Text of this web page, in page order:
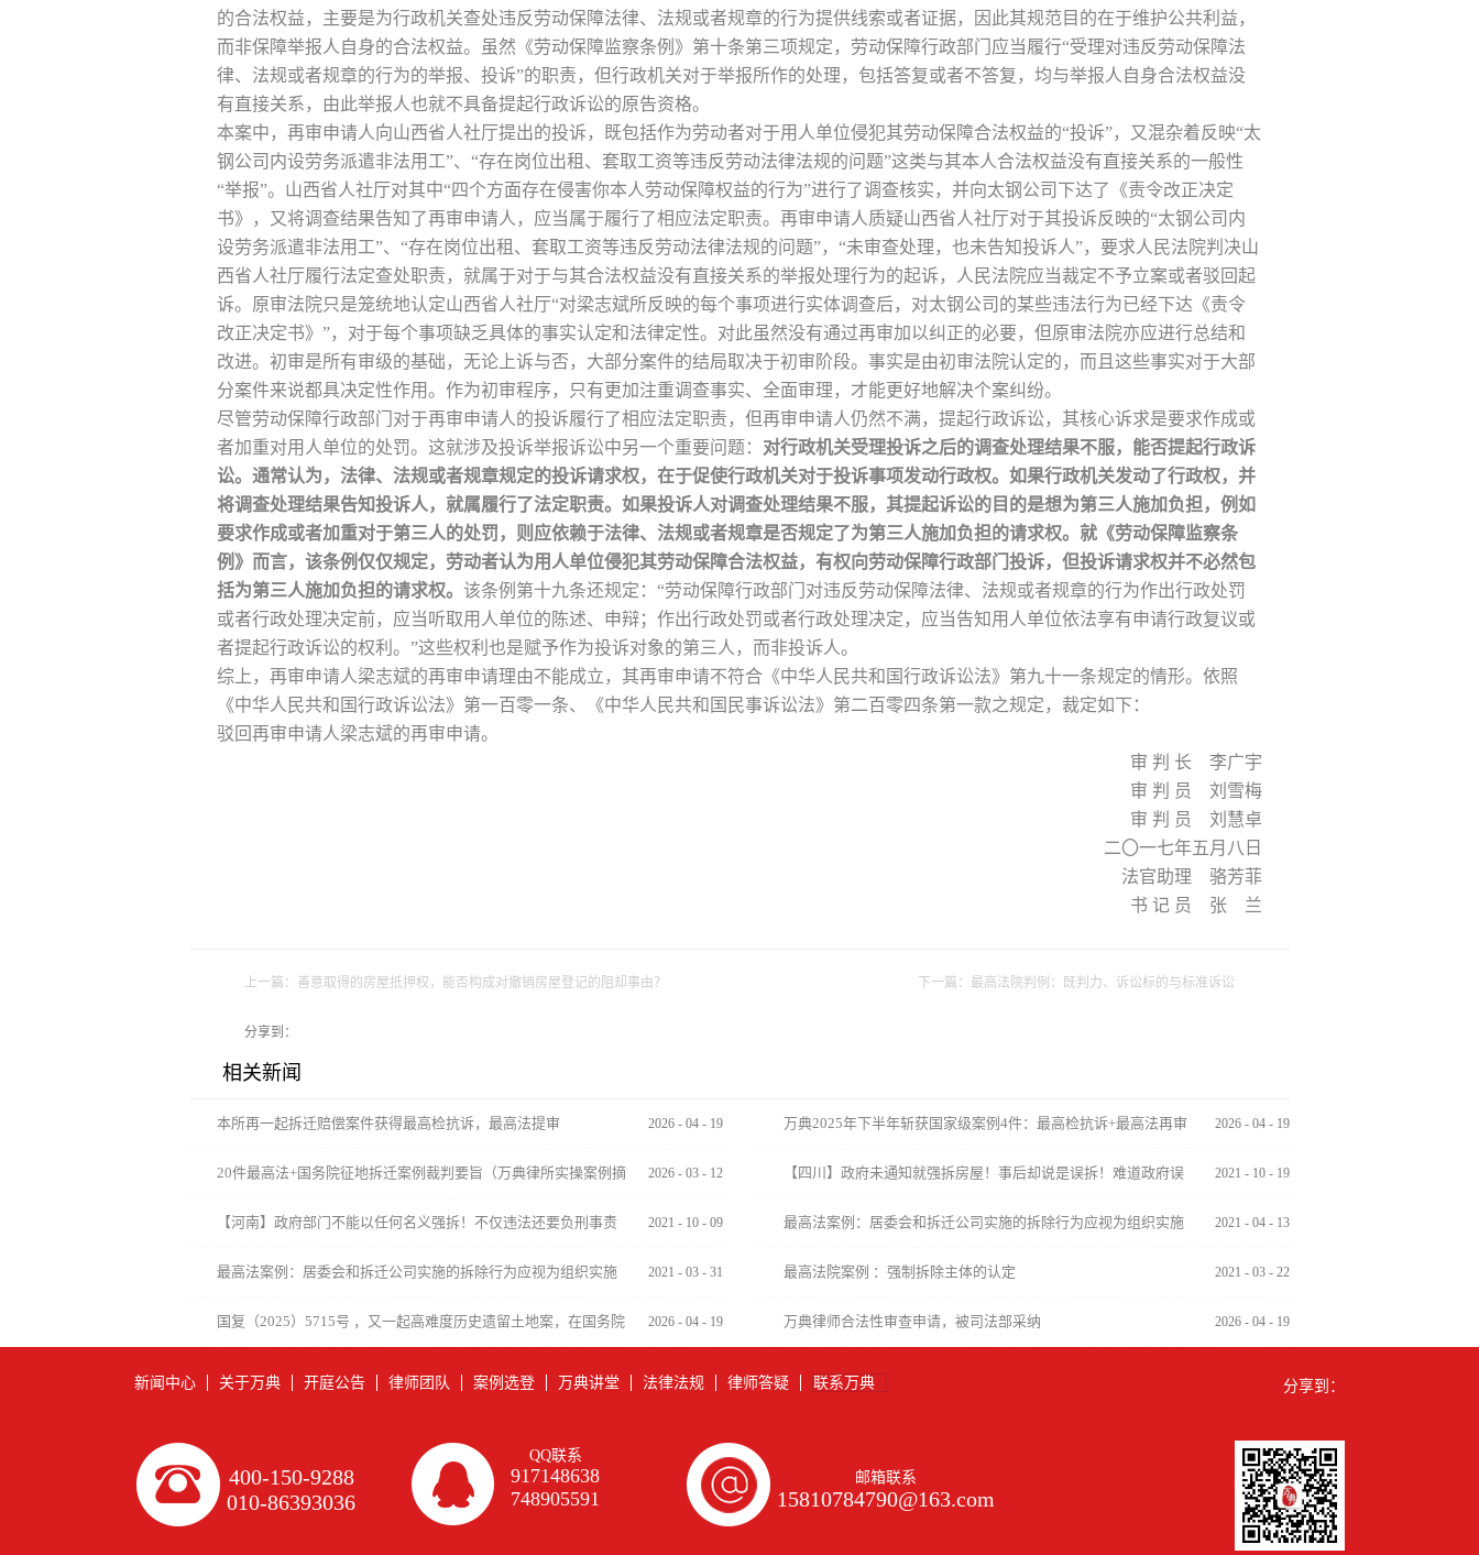
的合法权益，主要是为行政机关查处违反劳动保障法律、法规或者规章的行为提供线索或者证据，因此其规范目的在于维护公共利益，
而非保障举报人自身的合法权益。虽然《劳动保障监察条例》第十条第三项规定，劳动保障行政部门应当履行“受理对违反劳动保障法
律、法规或者规章的行为的举报、投诉”的职责，但行政机关对于举报所作的处理，包括答复或者不答复，均与举报人自身合法权益没
有直接关系，由此举报人也就不具备提起行政诉讼的原告资格。
本案中，再审申请人向山西省人社厅提出的投诉，既包括作为劳动者对于用人单位侵犯其劳动保障合法权益的“投诉”，又混杂着反映“太
钢公司内设劳务派遣非法用工”、“存在岗位出租、套取工资等违反劳动法律法规的问题”这类与其本人合法权益没有直接关系的一般性
“举报”。山西省人社厅对其中“四个方面存在侵害你本人劳动保障权益的行为”进行了调查核实，并向太钢公司下达了《责令改正决定
书》，又将调查结果告知了再审申请人，应当属于履行了相应法定职责。再审申请人质疑山西省人社厅对于其投诉反映的“太钢公司内
设劳务派遣非法用工”、“存在岗位出租、套取工资等违反劳动法律法规的问题”，“未审查处理，也未告知投诉人”，要求人民法院判决山
西省人社厅履行法定查处职责，就属于对于与其合法权益没有直接关系的举报处理行为的起诉，人民法院应当裁定不予立案或者驳回起
诉。原审法院只是笼统地认定山西省人社厅“对梁志斌所反映的每个事项进行实体调查后，对太钢公司的某些违法行为已经下达《责令
改正决定书》”，对于每个事项缺乏具体的事实认定和法律定性。对此虽然没有通过再审加以纠正的必要，但原审法院亦应进行总结和
改进。初审是所有审级的基础，无论上诉与否，大部分案件的结局取决于初审阶段。事实是由初审法院认定的，而且这些事实对于大部
分案件来说都具决定性作用。作为初审程序，只有更加注重调查事实、全面审理，才能更好地解决个案纠纷。
尽管劳动保障行政部门对于再审申请人的投诉履行了相应法定职责，但再审申请人仍然不满，提起行政诉讼，其核心诉求是要求作成或
者加重对用人单位的处罚。这就涉及投诉举报诉讼中另一个重要问题： 对行政机关受理投诉之后的调查处理结果不服，能否提起行政诉
讼。通常认为，法律、法规或者规章规定的投诉请求权，在于促使行政机关对于投诉事项发动行政权。如果行政机关发动了行政权，并
将调查处理结果告知投诉人，就属履行了法定职责。如果投诉人对调查处理结果不服，其提起诉讼的目的是想为第三人施加负担，例如
要求作成或者加重对于第三人的处罚，则应依赖于法律、法规或者规章是否规定了为第三人施加负担的请求权。就《劳动保障监察条
例》而言，该条例仅仅规定，劳动者认为用人单位侵犯其劳动保障合法权益，有权向劳动保障行政部门投诉，但投诉请求权并不必然包
括为第三人施加负担的请求权。 该条例第十九条还规定：“劳动保障行政部门对违反劳动保障法律、法规或者规章的行为作出行政处罚
或者行政处理决定前，应当听取用人单位的陈述、申辩；作出行政处罚或者行政处理决定，应当告知用人单位依法享有申请行政复议或
者提起行政诉讼的权利。”这些权利也是赋予作为投诉对象的第三人，而非投诉人。
综上，再审申请人梁志斌的再审申请理由不能成立，其再审申请不符合《中华人民共和国行政诉讼法》第九十一条规定的情形。依照
《中华人民共和国行政诉讼法》第一百零一条、《中华人民共和国民事诉讼法》第二百零四条第一款之规定，裁定如下：
驳回再审申请人梁志斌的再审申请。
审 判 长 李广宇
审 判 员 刘雪梅
审 判 员 刘慧卓
二〇一七年五月八日
法官助理 骆芳菲
书 记 员 张 兰
上一篇： 善意取得的房屋抵押权，能否构成对撤销房屋登记的阻却事由？ 下一篇： 最高法院判例：既判力、诉讼标的与标准诉讼
分享到：
相关新闻
本所再一起拆迁赔偿案件获得最高检抗诉，最高法提审 2026 - 04 - 19 万典2025年下半年斩获国家级案例4件：最高检抗诉+最高法再审
+国务院裁决
2026 - 04 - 19
20件最高法+国务院征地拆迁案例裁判要旨（万典律所实操案例摘 2026 - 03 - 12 【四川】政府未通知就强拆房屋！事后却说是误拆！难道政府误
拆就不赔了吗？
2021 - 10 - 19
【河南】政府部门不能以任何名义强拆！不仅违法还要负刑事责
任！
2021 - 10 - 09 最高法案例：居委会和拆迁公司实施的拆除行为应视为组织实施
城中村改造工作的政府行为
2021 - 04 - 13
最高法案例：居委会和拆迁公司实施的拆除行为应视为组织实施
城中村改造工作的政府行为
2021 - 03 - 31 最高法院案例 ：强制拆除主体的认定 2021 - 03 - 22
国复（2025）5715号 ，又一起高难度历史遗留土地案，在国务院 2026 - 04 - 19 万典律师合法性审查申请，被司法部采纳 2026 - 04 - 19
分享到：
新闻中心 关于万典 开庭公告 律师团队 案例选登 万典讲堂 法律法规 律师答疑 联系万典
400-150-9288
010-86393036
QQ联系
917148638
748905591
邮箱联系
15810784790@163.com